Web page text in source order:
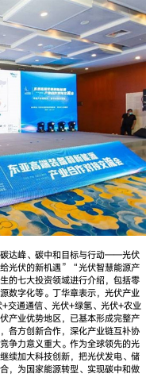
达峰、碳中和目标与行动——光伏
光伏的新机遇”“光伏智慧能源产
七大投资领域进行介绍，包括零
数字化等。丁华章表示，光伏产业
交通通信、光伏+绿氢、光伏+农业
产业优势地区，已基本形成完整产
各方创新合作，深化产业链互补协
争力意义重大。作为全球领先的光
续加大科技创新，把光伏发电、储
，为国家能源转型、实现碳中和做